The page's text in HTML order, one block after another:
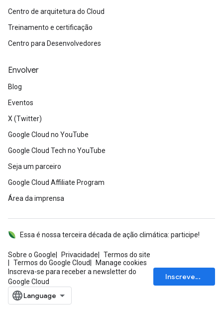
Centro de arquitetura do Cloud
Treinamento e certificação
Centro para Desenvolvedores
Envolver
Blog
Eventos
X (Twitter)
Google Cloud no YouTube
Google Cloud Tech no YouTube
Seja um parceiro
Google Cloud Affiliate Program
Área da imprensa
Sobre o Google Privacidade
Termos do site
Termos do Google Cloud
Manage cookies
Essa é nossa terceira década de ação climática: participe!
Inscreva-se para receber a newsletter do
Google Cloud
Inscrever-se